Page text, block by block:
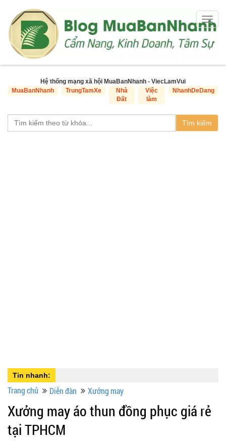
Hệ thống mạng xã hội MuaBanNhanh - ViecLamVui
MuaBanNhanh
TrungTamXe
Nhà
Đất
Việc
làm
NhanhDeDang
Tìm kiếm
Tin nhanh:
Trang chủ Diễn đàn Xưởng may
Xưởng may áo thun đồng phục giá rẻ
tại TPHCM